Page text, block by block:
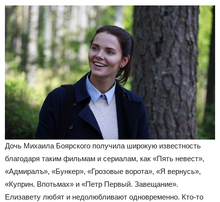
Дочь Михаила Боярского получила широкую известность
благодаря таким фильмам и сериалам, как «Пять невест»,
«Адмиралъ», «Бункер», «Грозовые ворота», «Я вернусь»,
«Куприн. Впотьмах» и «Петр Первый. Завещание».
Елизавету любят и недолюбливают одновременно. Кто-то